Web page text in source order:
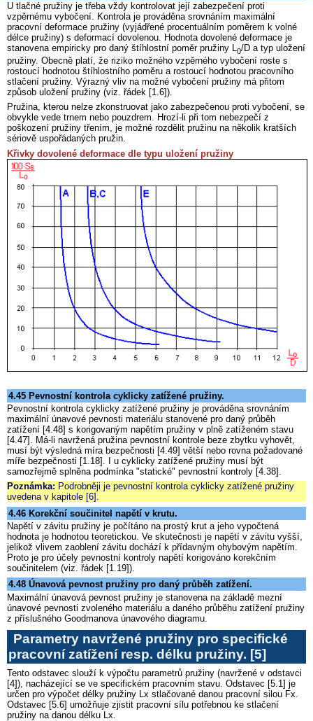
U tlačné pružiny je třeba vždy kontrolovat její zabezpečení proti
vzpěrnému vybočení. Kontrola je prováděna srovnáním maximální
pracovní deformace pružiny (vyjádřené procentuálním poměrem k volné
délce pružiny) s deformací dovolenou. Hodnota dovolené deformace je
stanovena empiricky pro daný štíhlostní poměr pružiny L0/D a typ uložení
pružiny. Obecně platí, že riziko možného vzpěrného vybočení roste s
rostoucí hodnotou štíhlostního poměru a rostoucí hodnotou pracovního
stlačení pružiny. Výrazný vliv na možné vybočení pružiny má přitom
způsob uložení pružiny (viz. řádek [1.6]).
Pružina, kterou nelze zkonstruovat jako zabezpečenou proti vybočení, se
obvykle vede trnem nebo pouzdrem. Hrozí-li při tom nebezpečí z
poškození pružiny třením, je možné rozdělit pružinu na několik kratších
sériově uspořádaných pružin.
Křivky dovolené deformace dle typu uložení pružiny
4.45 Pevnostní kontrola cyklicky zatížené pružiny.
Pevnostní kontrola cyklicky zatížené pružiny je prováděna srovnáním
maximální únavové pevnosti materiálu stanovené pro daný průběh
zatížení [4.48] s korigovaným napětím pružiny v plně zatíženém stavu
[4.47]. Má-li navržená pružina pevnostní kontrole beze zbytku vyhovět,
musí být výsledná míra bezpečnosti [4.49] větší nebo rovna požadované
míře bezpečnosti [1.18]. I u cyklicky zatížené pružiny musí být
samozřejmě splněna podmínka "statické" pevnostní kontroly [4.38].
Poznámka: Podrobněji je pevnostní kontrola cyklicky zatížené pružiny
uvedena v kapitole [6].
4.46 Korekční součinitel napětí v krutu.
Napětí v závitu pružiny je počítáno na prostý krut a jeho vypočtená
hodnota je hodnotou teoretickou. Ve skutečnosti je napětí v závitu vyšší,
jelikož vlivem zaoblení závitu dochází k přídavným ohybovým napětím.
Proto je pro účely pevnostní kontroly napětí korigováno korekčním
součinitelem (viz. řádek [1.19]).
4.48 Únavová pevnost pružiny pro daný průběh zatížení.
Maximální únavová pevnost pružiny je stanovena na základě mezní
únavové pevnosti zvoleného materiálu a daného průběhu zatížení pružiny
z příslušného Goodmanova únavového diagramu.
Parametry navržené pružiny pro specifické
pracovní zatížení resp. délku pružiny. [5]
Tento odstavec slouží k výpočtu parametrů pružiny (navržené v odstavci
[4]), nacházející se ve specifickém pracovním stavu. Odstavec [5.1] je
určen pro výpočet délky pružiny Lx stlačované danou pracovní silou Fx.
Odstavec [5.6] umožňuje zjistit pracovní sílu potřebnou ke stlačení
pružiny na danou délku Lx.